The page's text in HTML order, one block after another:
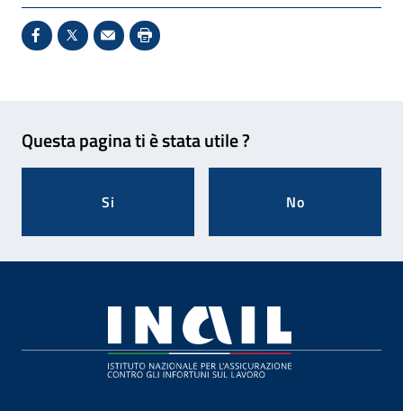
Condividi su Facebook - Sito esterno - Apertura in
X - Sito esterno - Apertura in nuova finestra
Invio Mail: apre il programma di posta
Stampa pagina: scelta meno
Questa pagina ti è stata utile ?
Si No